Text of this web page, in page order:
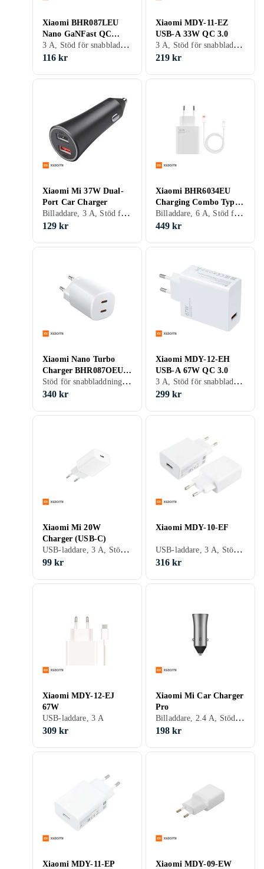
Xiaomi BHR087LEU
Nano GaNFast QC
PD/PPS 33W
3 A, Stöd för snabbladdning, Stöd för snabbladdning, Programmerbar strömförsörjning (PPS)
116 kr
Xiaomi MDY-11-EZ
USB-A 33W QC 3.0
3 A, Stöd för snabbladdning, Stöd för snabbladdning
219 kr
Xiaomi Mi 37W Dual-
Port Car Charger
Billaddare, 3 A, Stöd för snabbladdning, 2 st, Stöd för snabbladdning
129 kr
Xiaomi BHR6034EU
Charging Combo Type-
A 120W 1m
Billaddare, 6 A, Stöd för snabbladdning, Stöd för snabbladdning
449 kr
Xiaomi Nano Turbo
Charger BHR087OEU
GaN Väggladdare 45WStöd för snabbladdning, 2 st, Stöd för snabbladdning
340 kr
Xiaomi MDY-12-EH
USB-A 67W QC 3.0
3 A, Stöd för snabbladdning, Stöd för snabbladdning
299 kr
Xiaomi Mi 20W
Charger (USB-C)
USB-laddare, 3 A, Stöd för snabbladdning, 2 st, Stöd för snabbladdning
99 kr
Xiaomi MDY-10-EF
USB-laddare, 3 A, Stöd för snabbladdning, Stöd för snabbladdning
316 kr
Xiaomi MDY-12-EJ
67W
USB-laddare, 3 A
309 kr
Xiaomi Mi Car Charger
Pro
Billaddare, 2.4 A, Stöd för snabbladdning
198 kr
Xiaomi MDY-11-EP
Xiaomi MDY-09-EW